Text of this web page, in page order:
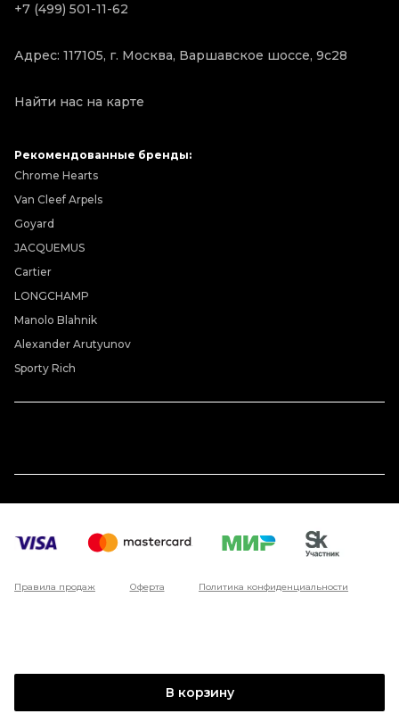
В корзину
+7 (499) 501-11-62
Адрес: 117105, г. Москва, Варшавское шоссе, 9с28
Найти нас на карте
Рекомендованные бренды:
Chrome Hearts
Van Cleef Arpels
Goyard
JACQUEMUS
Cartier
LONGCHAMP
Manolo Blahnik
Alexander Arutyunov
Sporty Rich
Правила продаж Оферта Политика конфиденциальности